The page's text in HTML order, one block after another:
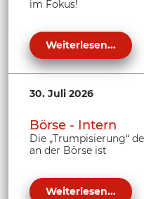
im Fokus!
Weiterlesen...
30. Juli 2026
Börse - Intern
Die „Trumpisierung“
an der Börse ist
Weiterlesen...